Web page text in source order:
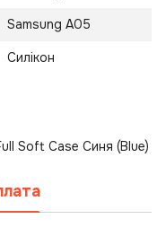
Samsung A05
Силікон
Soft Case Синя (Blue)